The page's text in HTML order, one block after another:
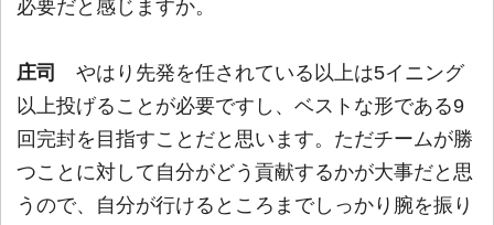
必要だと感じますか。
庄司
やはり先発を任されている以上は5イニング
以上投げることが必要ですし、ベストな形である9
回完封を目指すことだと思います。ただチームが勝
つことに対して自分がどう貢献するかが大事だと思
うので、自分が行けるところまでしっかり腕を振り